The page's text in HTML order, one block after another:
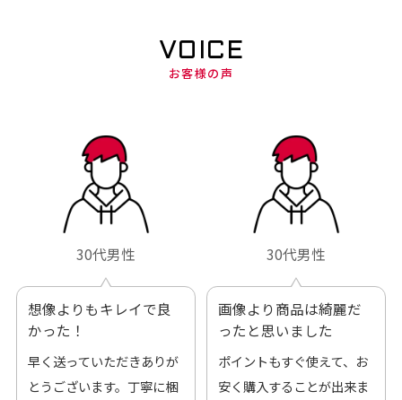
VOICE
お客様の声
30代男性
想像よりもキレイで良
かった！
早く送っていただきありが
とうございます。丁寧に梱
30代男性
画像より商品は綺麗だ
ったと思いました
ポイントもすぐ使えて、お
安く購入することが出来ま